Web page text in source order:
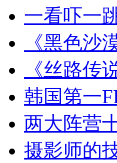
一看吓一
《黑色沙
《丝路传
韩国第一
两大阵营
摄影师的